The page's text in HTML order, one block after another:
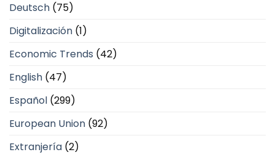
Deutsch (75)
Digitalización (1)
Economic Trends (42)
English (47)
Español (299)
European Union (92)
Extranjería (2)